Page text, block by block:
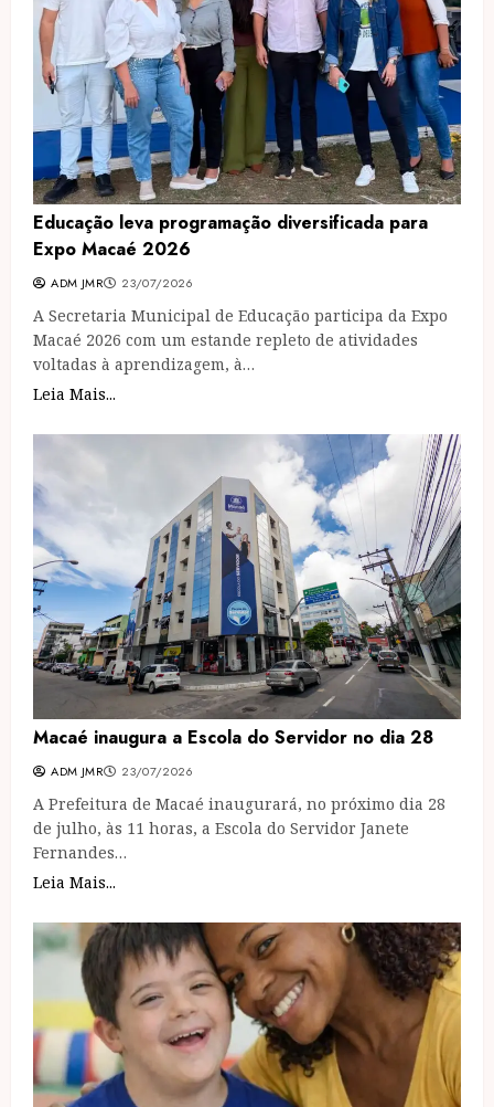
Educação leva programação diversificada para
Expo Macaé 2026
ADM JMR 23/07/2026
A Secretaria Municipal de Educação participa da Expo
Macaé 2026 com um estande repleto de atividades
voltadas à aprendizagem, à…
Leia Mais...
Macaé inaugura a Escola do Servidor no dia 28
ADM JMR 23/07/2026
A Prefeitura de Macaé inaugurará, no próximo dia 28
de julho, às 11 horas, a Escola do Servidor Janete
Fernandes…
Leia Mais...